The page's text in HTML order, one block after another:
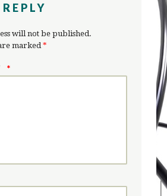
will not be published.
marked*
*